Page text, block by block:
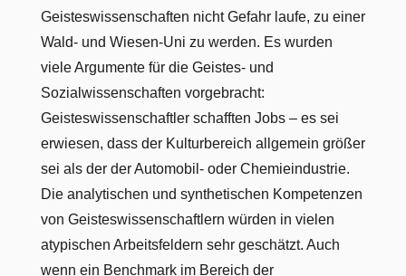
Geisteswissenschaften nicht Gefahr laufe, zu einer
Wald- und Wiesen-Uni zu werden. Es wurden
viele Argumente für die Geistes- und
Sozialwissenschaften vorgebracht:
Geisteswissenschaftler schafften Jobs – es sei
erwiesen, dass der Kulturbereich allgemein größer
sei als der der Automobil- oder Chemieindustrie.
Die analytischen und synthetischen Kompetenzen
von Geisteswissenschaftlern würden in vielen
atypischen Arbeitsfeldern sehr geschätzt. Auch
wenn ein Benchmark im Bereich der